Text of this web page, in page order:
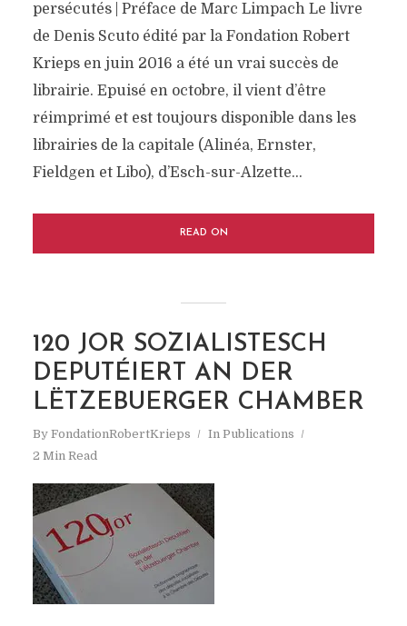
persécutés | Préface de Marc Limpach Le livre
de Denis Scuto édité par la Fondation Robert
Krieps en juin 2016 a été un vrai succès de
librairie. Epuisé en octobre, il vient d’être
réimprimé et est toujours disponible dans les
librairies de la capitale (Alinéa, Ernster,
Fieldgen et Libo), d’Esch-sur-Alzette...
READ ON
120 JOR SOZIALISTESCH
DEPUTÉIERT AN DER
LËTZEBUERGER CHAMBER
By FondationRobertKrieps In Publications
2 Min Read